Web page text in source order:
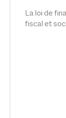
La loi de
fiscal et